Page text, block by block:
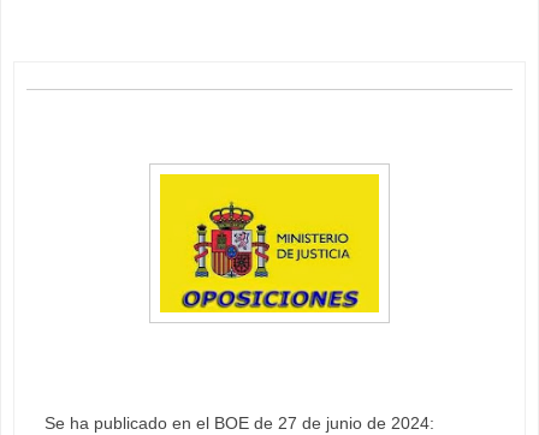
Se ha publicado en el BOE de 27 de junio de 2024: